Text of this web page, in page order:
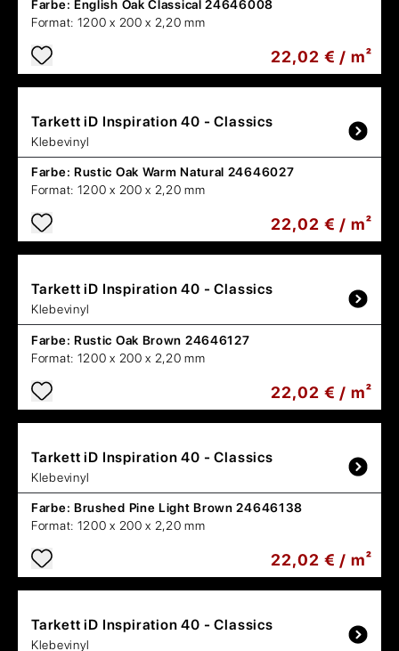
Farbe: English Oak Classical 24646008
Format: 1200 x 200 x 2,20 mm
22,02 € / m²
Tarkett iD Inspiration 40 - Classics
Klebevinyl
Farbe: Rustic Oak Warm Natural 24646027
Format: 1200 x 200 x 2,20 mm
22,02 € / m²
Tarkett iD Inspiration 40 - Classics
Klebevinyl
Farbe: Rustic Oak Brown 24646127
Format: 1200 x 200 x 2,20 mm
22,02 € / m²
Tarkett iD Inspiration 40 - Classics
Klebevinyl
Farbe: Brushed Pine Light Brown 24646138
Format: 1200 x 200 x 2,20 mm
22,02 € / m²
Tarkett iD Inspiration 40 - Classics
Klebevinyl